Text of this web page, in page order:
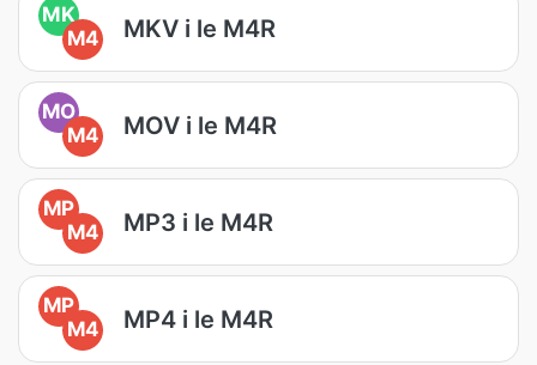
MK
M4
MKV i le M4R
MO
M4
MOV i le M4R
MP
M4
MP3 i le M4R
MP
M4
MP4 i le M4R